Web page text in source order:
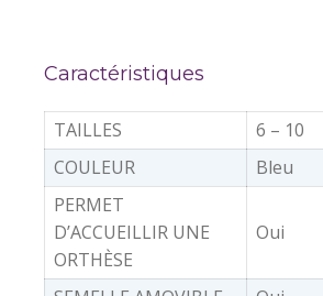
Caractéristiques
TAILLES
6 – 10
COULEUR
Bleu
PERMET
D’ACCUEILLIR UNE
ORTHÈSE
Oui